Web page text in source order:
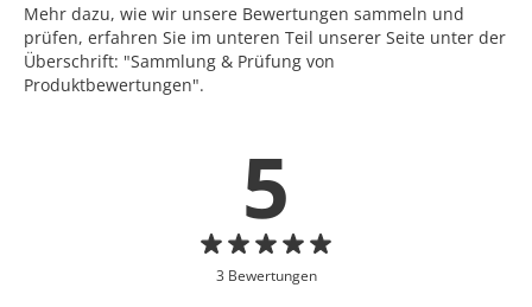
Mehr dazu, wie wir unsere Bewertungen sammeln und
prüfen, erfahren Sie im unteren Teil unserer Seite unter der
Überschrift: "Sammlung & Prüfung von
Produktbewertungen".
5
3 Bewertungen